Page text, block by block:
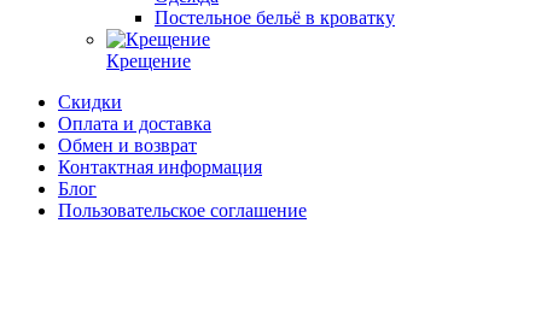
Постельное бельё в кроватку
Крещение
Скидки
Оплата и доставка
Обмен и возврат
Контактная информация
Блог
Пользовательское соглашение